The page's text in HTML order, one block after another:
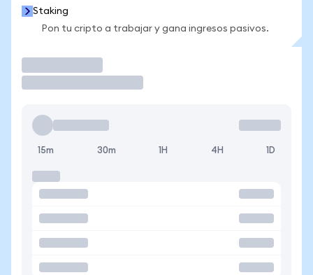
Staking
Pon tu cripto a trabajar y gana ingresos pasivos.
15m 30m 1H 4H 1D